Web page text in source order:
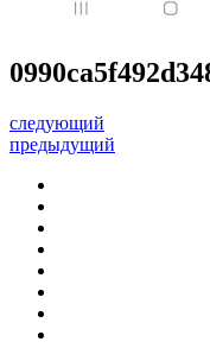
следующий
предыдущий